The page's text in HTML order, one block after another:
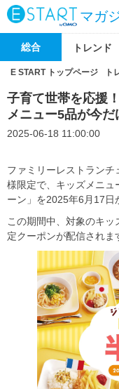
マガ
総合 トレンド
E START トップページ ト
子育て世帯を応援
メニュー5品が今だ
2025-06-18 11:00:00
ファミリーレストランチ
様限定で、キッズメニ
ーン」を2025年6月17日
この期間中、対象のキ
定クーポンが配信されま